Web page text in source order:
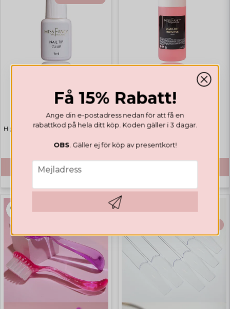
TILLBEHÖR
Highlights Bästsäljare
89 SEK
KÖP
TILLBEHÖR
79 SEK
Få 15% Rabatt!
Ange din e-postadress nedan för att få en
rabattkod på hela ditt köp. Koden gäller i 3 dagar.
OBS. Gäller ej för köp av presentkort!
email
Mejladress